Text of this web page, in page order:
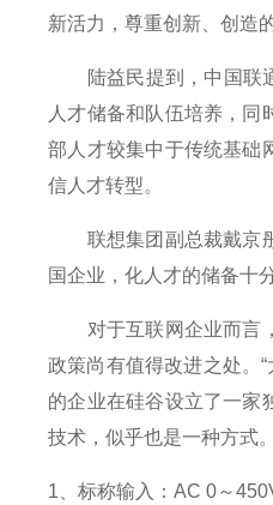
新活力，尊重创新、创造
陆益民提到，中国联通
人才储备和队伍培养，
部人才较集中于传统基础
信人才转型。
联想集团副总裁戴京彤
国企业，化人才的储备十
对于互联网企业而言，
政策尚有值得改进之处。
的企业在硅谷设立了一家
技术，似乎也是一种方式
1 、标称输入：AC 0～